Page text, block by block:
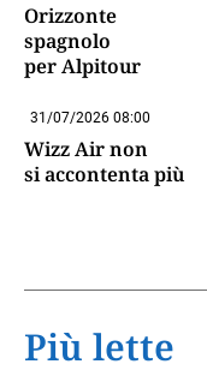
Orizzonte
spagnolo
per Alpitour
31/07/2026 08:00
Wizz Air non
si accontenta più
Più lette